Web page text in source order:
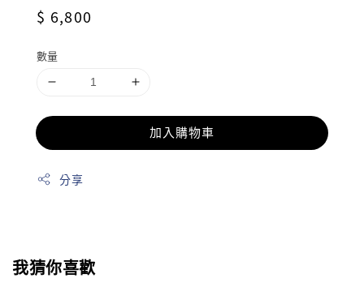
Regular
$ 6,800
數量
加入購物車
分享
我猜你喜歡